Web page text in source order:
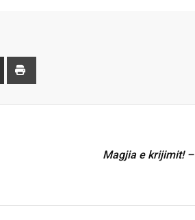
Share
Magjia e krijimit! –